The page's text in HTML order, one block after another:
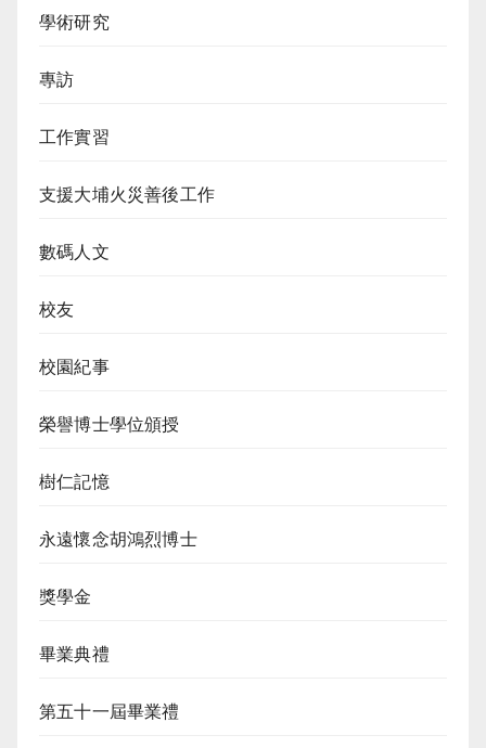
學術研究
專訪
工作實習
支援大埔火災善後工作
數碼人文
校友
校園紀事
榮譽博士學位頒授
樹仁記憶
永遠懷念胡鴻烈博士
獎學金
畢業典禮
第五十一屆畢業禮